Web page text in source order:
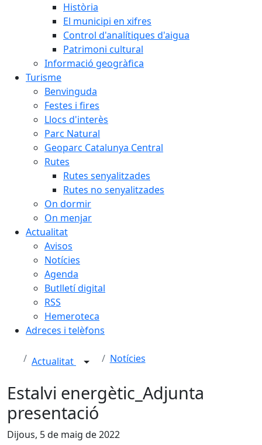
Història
El municipi en xifres
Control d'analítiques d'aigua
Patrimoni cultural
Informació geogràfica
Turisme
Benvinguda
Festes i fires
Llocs d'interès
Parc Natural
Geoparc Catalunya Central
Rutes
Rutes senyalitzades
Rutes no senyalitzades
On dormir
On menjar
Actualitat
Avisos
Notícies
Agenda
Butlletí digital
RSS
Hemeroteca
Adreces i telèfons
Actualitat Notícies
Estalvi energètic_Adjunta
presentació
Dijous, 5 de maig de 2022